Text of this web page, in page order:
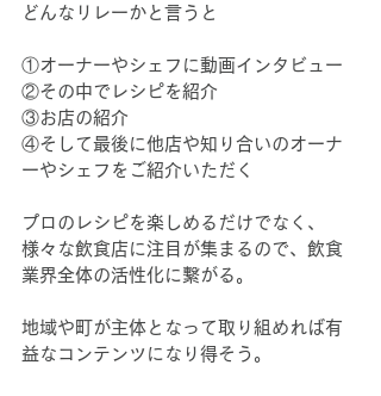
どんなリレーかと言うと
①オーナーやシェフに動画インタビュー
②その中でレシピを紹介
③お店の紹介
④そして最後に他店や知り合いのオーナ
ーやシェフをご紹介いただく
プロのレシピを楽しめるだけでなく、
様々な飲食店に注目が集まるので、飲食
業界全体の活性化に繋がる。
地域や町が主体となって取り組めれば有
益なコンテンツになり得そう。